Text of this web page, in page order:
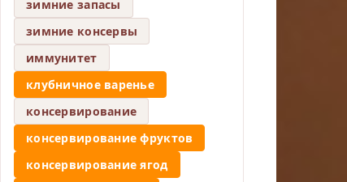
зимние запасы
зимние консервы
иммунитет
клубничное варенье
консервирование
консервирование фруктов
консервирование ягод